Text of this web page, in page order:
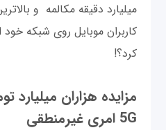
میلیارد دقیقه مکالمه و
کاربران موبایل روی شبکه
کرد؟!
مزایده هزاران میلیارد
5G امری غیرمنطقی